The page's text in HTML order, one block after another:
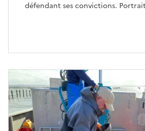
défendant ses convictions.